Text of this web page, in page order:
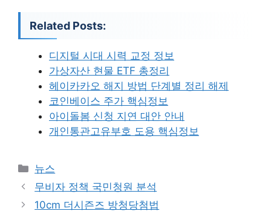
Related Posts:
디지털 시대 시력 교정 정보
가상자산 현물 ETF 총정리
헤이카카오 해지 방법 단계별 정리 해제
코인베이스 주가 핵심정보
아이돌봄 신청 지연 대안 안내
개인통관고유부호 도용 핵심정보
카
테
리
뉴스
무비자 정책 국민청원 분석
10cm 더시즌즈 방청당첨법